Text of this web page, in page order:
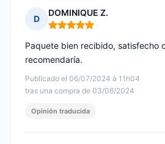
D
DOMINIQUE Z.
Nota: 5 de 5
Publicado el 06/07/2024 à 11h04
tras una compra de 03/06/2024
Paquete bien recibido, satisfecho
recomendaría.
Opinión traducida